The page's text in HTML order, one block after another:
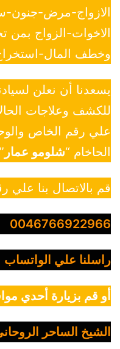
الازواج-مرض-جنون-
الاخوات-الزواج بمن
وخطف المال-استخراج
يسعدنا أن نعلن
للكشف وعلاجات
علي رقم الخاص
الحاخام “شلومو عمار ”
قم بالاتصال بنا علي
0046766922966
راسلنا علي الواتساب
أو قم بزيارة أحدي
الشيخ الساحر